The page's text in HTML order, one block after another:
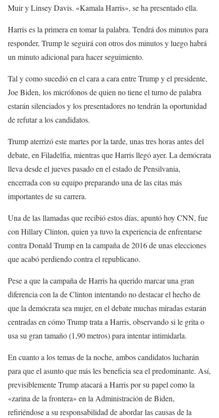
Muir y Linsey Davis. «Kamala Harris», se ha presentado ella.
Harris es la primera en tomar la palabra. Tendrá dos minutos para
responder, Trump le seguirá con otros dos minutos y luego habrá
un minuto adicional para hacer seguimiento.
Tal y como sucedió en el cara a cara entre Trump y el presidente,
Joe Biden, los micrófonos de quien no tiene el turno de palabra
estarán silenciados y los presentadores no tendrán la oportunidad
de refutar a los candidatos.
Trump aterrizó este martes por la tarde, unas tres horas antes del
debate, en Filadelfia, mientras que Harris llegó ayer. La demócrata
lleva desde el jueves pasado en el estado de Pensilvania,
encerrada con su equipo preparando una de las citas más
importantes de su carrera.
Una de las llamadas que recibió estos días, apuntó hoy CNN, fue
con Hillary Clinton, quien ya tuvo la experiencia de enfrentarse
contra Donald Trump en la campaña de 2016 de unas elecciones
que acabó perdiendo contra el republicano.
Pese a que la campaña de Harris ha querido marcar una gran
diferencia con la de Clinton intentando no destacar el hecho de
que la demócrata sea mujer, en el debate muchas miradas estarán
centradas en cómo Trump trata a Harris, observando si le grita o
usa su gran tamaño (1,90 metros) para intentar intimidarla.
En cuanto a los temas de la noche, ambos candidatos lucharán
para que el asunto que más les beneficia sea el predominante. Así,
previsiblemente Trump atacará a Harris por su papel como la
«zarina de la frontera» en la Administración de Biden,
refiriéndose a su responsabilidad de abordar las causas de la